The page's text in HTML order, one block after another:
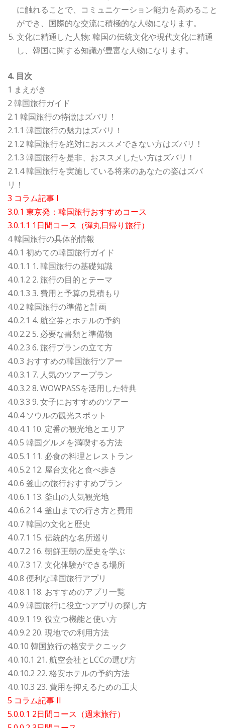
に触れることで、コミュニケーション能力を高めること
ができ、国際的な交流に積極的な人物になります。
文化に精通した人物: 韓国の伝統文化や現代文化に精通
し、韓国に関する知識が豊富な人物になります。
4. 目次
1 まえがき
2 韓国旅行ガイド
2.1 韓国旅行の特徴はズバリ！
2.1.1 韓国旅行の魅力はズバリ！
2.1.2 韓国旅行を絶対におススメできない方はズバリ！
2.1.3 韓国旅行を是非、おススメしたい方はズバリ！
2.1.4 韓国旅行を実施している将来のあなたの姿はズバ
リ！
3 コラム記事 I
3.0.1 東京発：韓国旅行おすすめコース
3.0.1.1 1日間コース（弾丸日帰り旅行）
4 韓国旅行の具体的情報
4.0.1 初めての韓国旅行ガイド
4.0.1.1 1. 韓国旅行の基礎知識
4.0.1.2 2. 旅行の目的とテーマ
4.0.1.3 3. 費用と予算の見積もり
4.0.2 韓国旅行の準備と計画
4.0.2.1 4. 航空券とホテルの予約
4.0.2.2 5. 必要な書類と準備物
4.0.2.3 6. 旅行プランの立て方
4.0.3 おすすめの韓国旅行ツアー
4.0.3.1 7. 人気のツアープラン
4.0.3.2 8. WOWPASSを活用した特典
4.0.3.3 9. 女子におすすめのツアー
4.0.4 ソウルの観光スポット
4.0.4.1 10. 定番の観光地とエリア
4.0.5 韓国グルメを満喫する方法
4.0.5.1 11. 必食の料理とレストラン
4.0.5.2 12. 屋台文化と食べ歩き
4.0.6 釜山の旅行おすすめプラン
4.0.6.1 13. 釜山の人気観光地
4.0.6.2 14. 釜山までの行き方と費用
4.0.7 韓国の文化と歴史
4.0.7.1 15. 伝統的な名所巡り
4.0.7.2 16. 朝鮮王朝の歴史を学ぶ
4.0.7.3 17. 文化体験ができる場所
4.0.8 便利な韓国旅行アプリ
4.0.8.1 18. おすすめのアプリ一覧
4.0.9 韓国旅行に役立つアプリの探し方
4.0.9.1 19. 役立つ機能と使い方
4.0.9.2 20. 現地での利用方法
4.0.10 韓国旅行の格安テクニック
4.0.10.1 21. 航空会社とLCCの選び方
4.0.10.2 22. 格安ホテルの予約方法
4.0.10.3 23. 費用を抑えるための工夫
5 コラム記事 II
5.0.0.1 2日間コース（週末旅行）